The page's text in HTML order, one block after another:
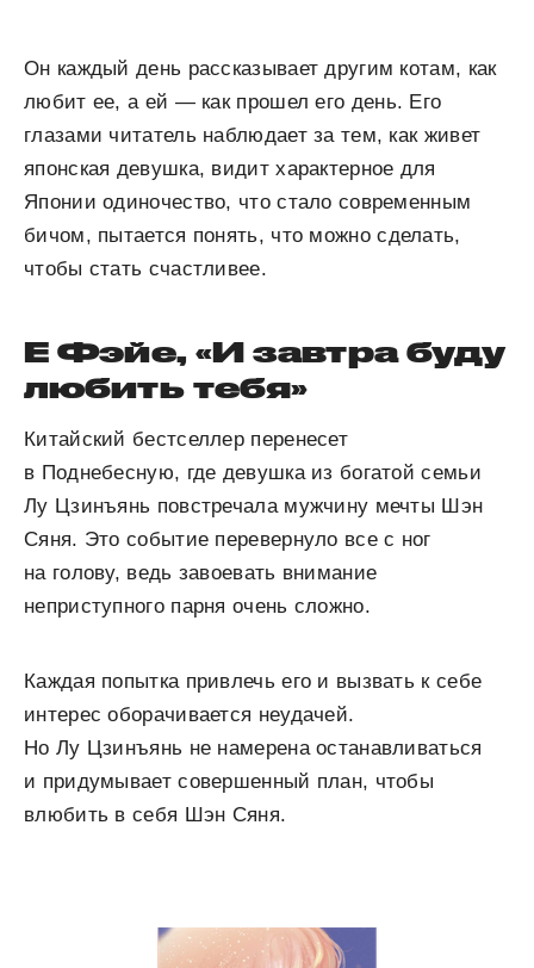
Он каждый день рассказывает другим котам, как
любит ее, а ей — как прошел его день. Его
глазами читатель наблюдает за тем, как живет
японская девушка, видит характерное для
Японии одиночество, что стало современным
бичом, пытается понять, что можно сделать,
чтобы стать счастливее.
Е Фэйе, «И завтра буду
любить тебя»
Китайский бестселлер перенесет
в Поднебесную, где девушка из богатой семьи
Лу Цзинъянь повстречала мужчину мечты Шэн
Сяня. Это событие перевернуло все с ног
на голову, ведь завоевать внимание
неприступного парня очень сложно.
Каждая попытка привлечь его и вызвать к себе
интерес оборачивается неудачей.
Но Лу Цзинъянь не намерена останавливаться
и придумывает совершенный план, чтобы
влюбить в себя Шэн Сяня.